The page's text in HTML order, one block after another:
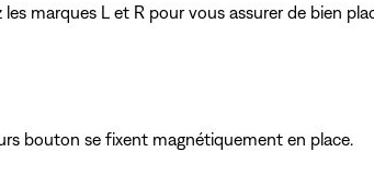
les marques L et R pour vous assurer de bien
bouton se fixent magnétiquement en place.